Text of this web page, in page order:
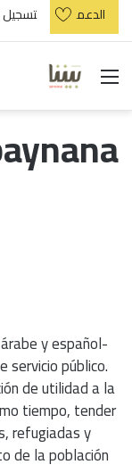
الدعم تسجيل
القائمة
y español-
servicio público.
de utilidad a la
tiempo, tender
refugiadas y
de la población.